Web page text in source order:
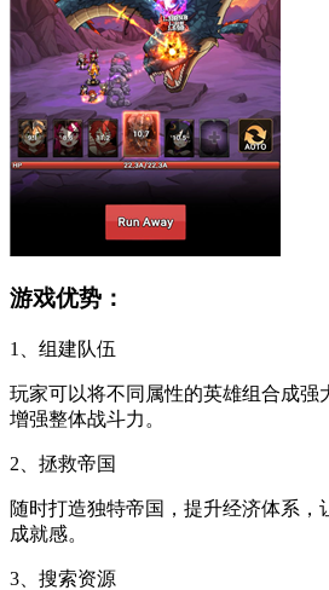
游戏优势：
1、组建队伍
玩家可以将不同属性的英雄组合成强
增强整体战斗力。
2、拯救帝国
随时打造独特帝国，提升经济体系，
成就感。
3、搜索资源